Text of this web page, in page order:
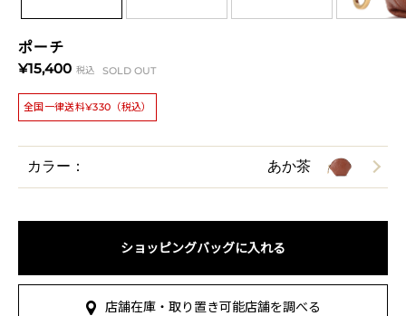
ポーチ
¥15,400 税込 SOLD OUT
全国一律送料¥330（税込）
カラー： あか茶
ショッピングバッグに入れる
店舗在庫・取り置き可能店舗を調べる